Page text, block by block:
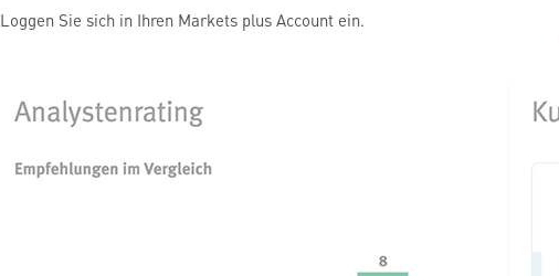
Loggen Sie sich in Ihren Markets plus Account ein.